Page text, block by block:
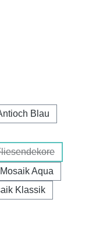
Blau
(Diese Option ist
Mosaik Aqua
Klassik